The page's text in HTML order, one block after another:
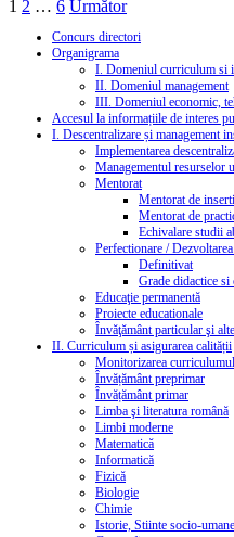
Paginație
articole
1 2 … 6 Următor
Concurs directori
Organigrama
I. Domeniul curriculum si
II. Domeniul management
III. Domeniul economic,
Accesul la informațiile de interes
I. Descentralizare și management
Implementarea
Managementul resurselor
Mentorat
Mentorat de
Mentorat de
Echivalare studii
Perfectionare /
Definitivat
Grade didactice
Educaţie permanentă
Proiecte educationale
Învăţământ particular şi
II. Curriculum și asigurarea calității
Monitorizarea
Învățământ preprimar
Învățământ primar
Limba şi literatura română
Limbi moderne
Matematică
Informatică
Fizică
Biologie
Chimie
Istorie, Stiinte socio-umane